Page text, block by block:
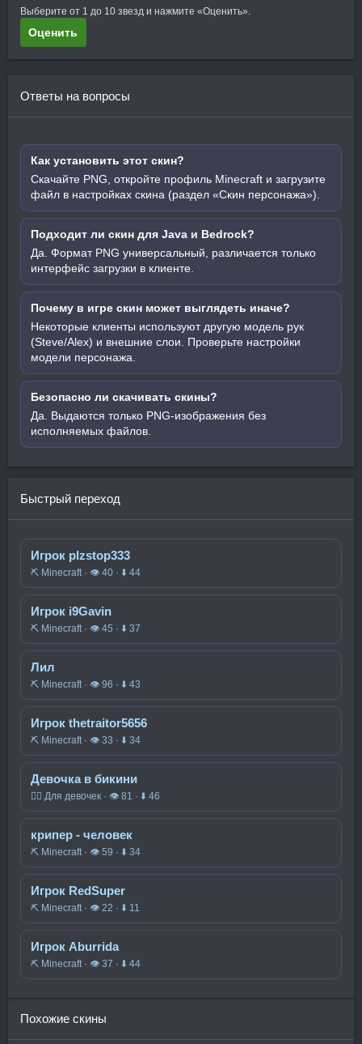
Выберите от 1 до 10 звезд и нажмите «Оценить».
Оценить
Ответы на вопросы
Как установить этот скин?
Скачайте PNG, откройте профиль Minecraft и загрузите
файл в настройках скина (раздел «Скин персонажа»).
Подходит ли скин для Java и Bedrock?
Да. Формат PNG универсальный, различается только
интерфейс загрузки в клиенте.
Почему в игре скин может выглядеть иначе?
Некоторые клиенты используют другую модель рук
(Steve/Alex) и внешние слои. Проверьте настройки
модели персонажа.
Безопасно ли скачивать скины?
Да. Выдаются только PNG-изображения без
исполняемых файлов.
Быстрый переход
Игрок plzstop333
⛏️ Minecraft · 👁 40 · ⬇ 44
Игрок i9Gavin
⛏️ Minecraft · 👁 45 · ⬇ 37
Лил
⛏️ Minecraft · 👁 96 · ⬇ 43
Игрок thetraitor5656
⛏️ Minecraft · 👁 33 · ⬇ 34
Девочка в бикини
🧍‍♀️ Для девочек · 👁 81 · ⬇ 46
крипер - человек
⛏️ Minecraft · 👁 59 · ⬇ 34
Игрок RedSuper
⛏️ Minecraft · 👁 22 · ⬇ 11
Игрок Aburrida
⛏️ Minecraft · 👁 37 · ⬇ 44
Похожие скины